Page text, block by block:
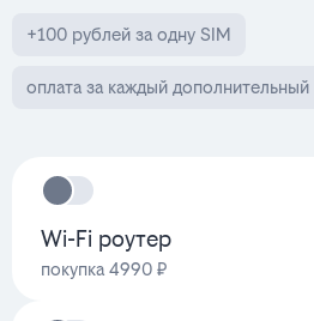
+100 рублей за одну SIM
оплата за каждый
Wi-Fi роутер
покупка 4990 ₽